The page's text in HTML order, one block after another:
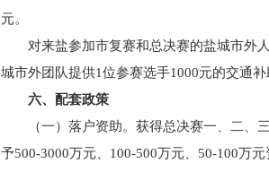
元。
对来盐参加市复赛和总决赛的盐城市外
城市外团队提供1位参赛选手1000元的交通
六、配套政策
（一）落户资助。获得总决赛一、二
予500-3000万元、100-500万元、50-100万